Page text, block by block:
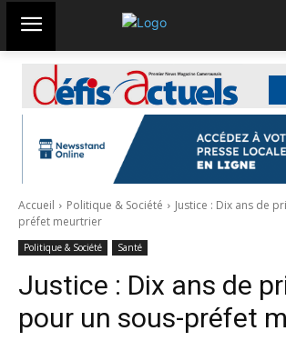
Accueil Politique & Société
Justice : Dix ans de
préfet meurtrier
Politique & Société Santé
Justice : Dix ans de
pour un sous-préfet